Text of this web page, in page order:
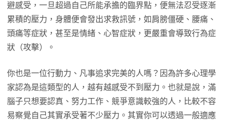
避感受，一旦超過自己所能承擔的臨界點，便無法忍受逐漸
累積的壓力，身體便會發出求救訊號，如肩膀僵硬、腰痛、
頭痛等症狀，甚至是情緒、心智症狀，更嚴重會導致行為症
狀（攻擊）。
你也是一位行動力、凡事追求完美的人嗎？因為許多心理學
家認為是這類型的人，越有越感受不到壓力。也就是說，滿
腦子只想要認真、努力工作、競爭意識較強的人，比較不容
易察覺自己其實承受著不少壓力。其實你可以透過一般適應